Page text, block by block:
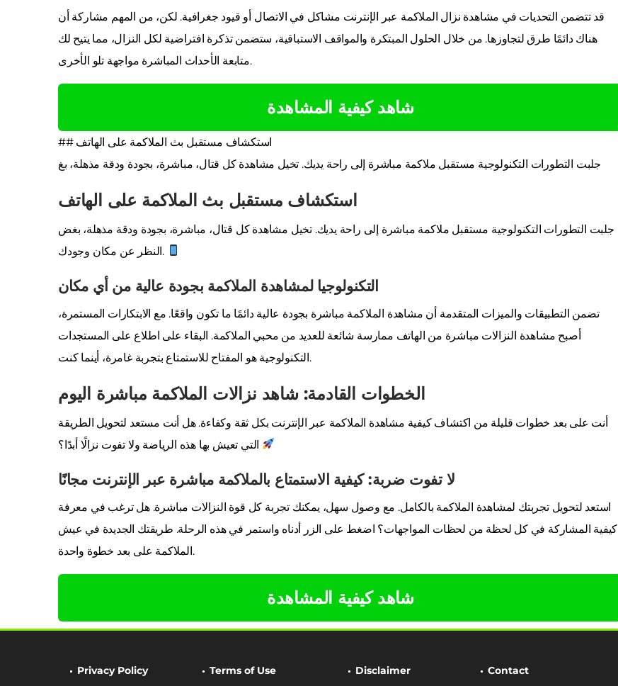
قد تتضمن التحديات في مشاهدة نزال الملاكمة عبر الإنترنت مشاكل في الاتصال أو قيود جغرافية. لكن، من المهم مشاركة أن
هناك دائمًا طرق لتجاوزها. من خلال الحلول المبتكرة والمواقف الاستباقية، ستضمن تذكرة افتراضية لكل النزال، مما يتيح لك
متابعة الأحداث المباشرة مواجهة تلو الأخرى.
شاهد كيفية المشاهدة
## استكشاف مستقبل بث الملاكمة على الهاتف
جلبت التطورات التكنولوجية مستقبل ملاكمة مباشرة إلى راحة يديك. تخيل مشاهدة كل قتال، مباشرة، بجودة ودقة مذهلة، بغ
استكشاف مستقبل بث الملاكمة على الهاتف
جلبت التطورات التكنولوجية مستقبل ملاكمة مباشرة إلى راحة يديك. تخيل مشاهدة كل قتال، مباشرة، بجودة ودقة مذهلة، بغض
النظر عن مكان وجودك.
التكنولوجيا لمشاهدة الملاكمة بجودة عالية من أي مكان
تضمن التطبيقات والميزات المتقدمة أن مشاهدة الملاكمة مباشرة بجودة عالية دائمًا ما تكون واقعًا. مع الابتكارات المستمرة،
أصبح مشاهدة النزالات مباشرة من الهاتف ممارسة شائعة للعديد من محبي الملاكمة. البقاء على اطلاع على المستجدات
التكنولوجية هو المفتاح للاستمتاع بتجربة غامرة، أينما كنت.
الخطوات القادمة: شاهد نزالات الملاكمة مباشرة اليوم
أنت على بعد خطوات قليلة من اكتشاف كيفية مشاهدة الملاكمة عبر الإنترنت بكل ثقة وكفاءة. هل أنت مستعد لتحويل الطريقة
لا تفوت ضربة: كيفية الاستمتاع بالملاكمة مباشرة عبر الإنترنت مجانًا
استعد لتحويل تجربتك لمشاهدة الملاكمة بالكامل. مع وصول سهل، يمكنك تجربة كل قوة النزالات مباشرة. هل ترغب في معرفة
كيفية المشاركة في كل لحظة من لحظات المواجهات؟ اضغط على الزر أدناه واستمر في هذه الرحلة. طريقتك الجديدة في عيش
الملاكمة على بعد خطوة واحدة.
شاهد كيفية المشاهدة
Privacy Policy Terms of Use Disclaimer Contact